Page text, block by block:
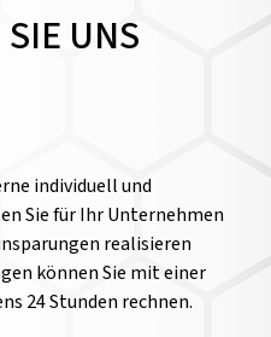
UNS
individuell und
Sie für Ihr Unternehmen
realisieren
können Sie mit einer
24 Stunden rechnen.